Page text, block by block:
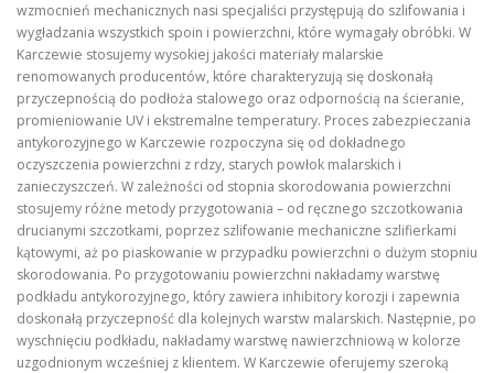
wzmocnień mechanicznych nasi specjaliści przystępują do szlifowania i
wygładzania wszystkich spoin i powierzchni, które wymagały obróbki. W
Karczewie stosujemy wysokiej jakości materiały malarskie
renomowanych producentów, które charakteryzują się doskonałą
przyczepnością do podłoża stalowego oraz odpornością na ścieranie,
promieniowanie UV i ekstremalne temperatury. Proces zabezpieczania
antykorozyjnego w Karczewie rozpoczyna się od dokładnego
oczyszczenia powierzchni z rdzy, starych powłok malarskich i
zanieczyszczeń. W zależności od stopnia skorodowania powierzchni
stosujemy różne metody przygotowania – od ręcznego szczotkowania
drucianymi szczotkami, poprzez szlifowanie mechaniczne szlifierkami
kątowymi, aż po piaskowanie w przypadku powierzchni o dużym stopniu
skorodowania. Po przygotowaniu powierzchni nakładamy warstwę
podkładu antykorozyjnego, który zawiera inhibitory korozji i zapewnia
doskonałą przyczepność dla kolejnych warstw malarskich. Następnie, po
wyschnięciu podkładu, nakładamy warstwę nawierzchniową w kolorze
uzgodnionym wcześniej z klientem. W Karczewie oferujemy szeroką